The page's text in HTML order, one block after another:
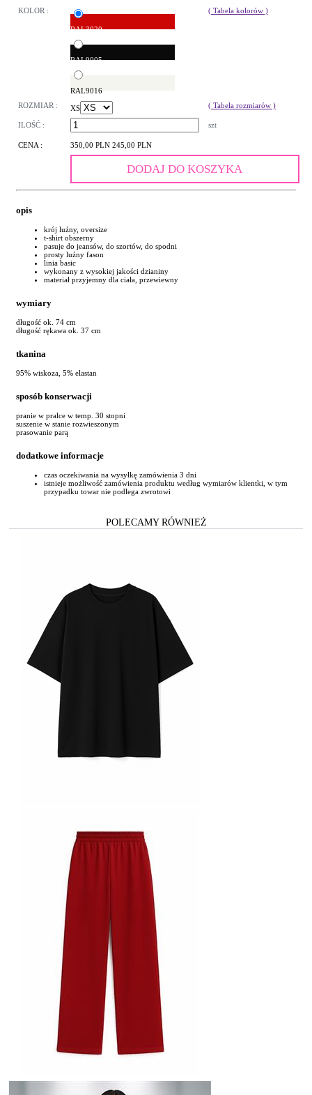
KOLOR :
RAL3020
RAL9005
RAL9016
( Tabela kolorów )
ROZMIAR : XS ( Tabela rozmiarów )
ILOŚĆ : szt
CENA : 350,00 PLN 245,00 PLN
DODAJ DO KOSZYKA
opis
krój luźny, oversize
t-shirt obszerny
pasuje do jeansów, do szortów, do spodni
prosty luźny fason
linia basic
wykonany z wysokiej jakości dzianiny
materiał przyjemny dla ciała, przewiewny
wymiary
długość ok. 74 cm
długość rękawa ok. 37 cm
tkanina
95% wiskoza, 5% elastan
sposób konserwacji
pranie w pralce w temp. 30 stopni
suszenie w stanie rozwieszonym
prasowanie parą
dodatkowe informacje
czas oczekiwania na wysyłkę zamówienia 3 dni
istnieje możliwość zamówienia produktu według wymiarów klientki, w tym
przypadku towar nie podlega zwrotowi
POLECAMY RÓWNIEŻ